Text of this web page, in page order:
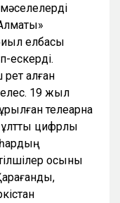
мәселелерді
елбасы
ескерді.
алған
19 жыл
телеарна
цифрлық
қосыны